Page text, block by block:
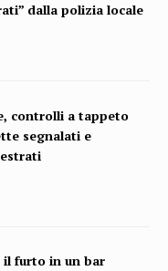
dalla polizia locale
controlli a tappeto
segnalati e
il furto in un bar